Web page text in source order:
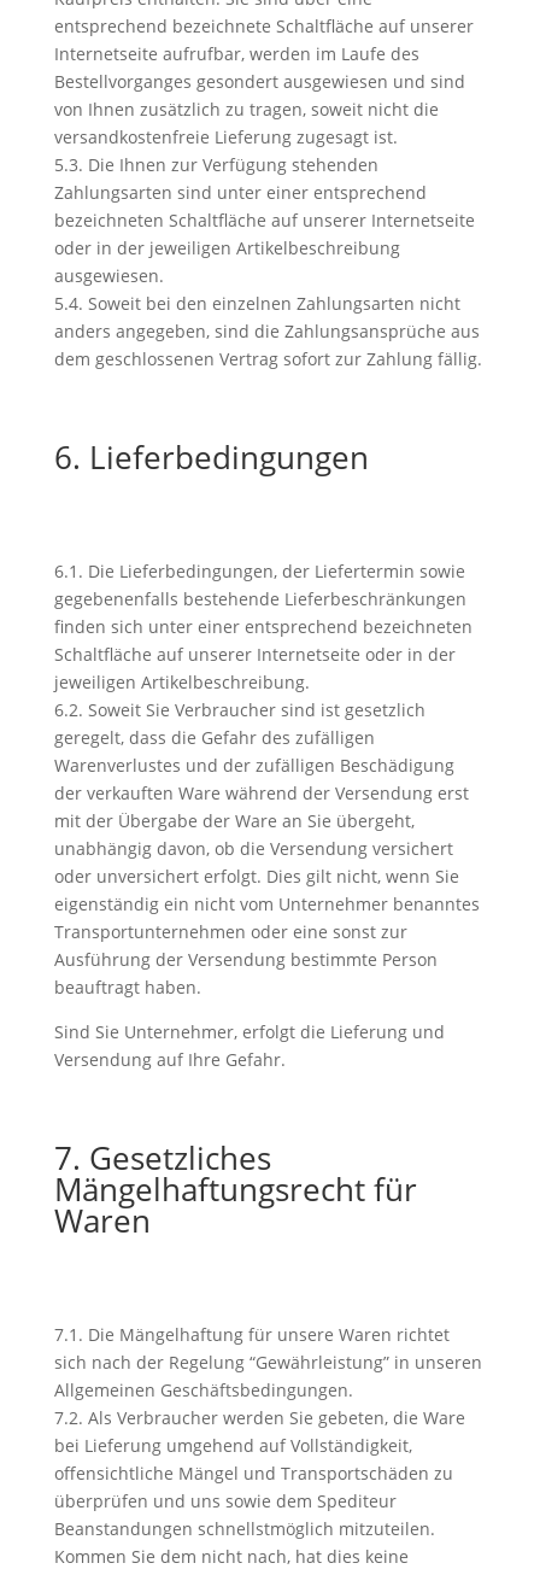
entsprechend bezeichnete Schaltfläche auf unserer
Internetseite aufrufbar, werden im Laufe des
Bestellvorganges gesondert ausgewiesen und sind
von Ihnen zusätzlich zu tragen, soweit nicht die
versandkostenfreie Lieferung zugesagt ist.
5.3. Die Ihnen zur Verfügung stehenden
Zahlungsarten sind unter einer entsprechend
bezeichneten Schaltfläche auf unserer Internetseite
oder in der jeweiligen Artikelbeschreibung
ausgewiesen.
5.4. Soweit bei den einzelnen Zahlungsarten nicht
anders angegeben, sind die Zahlungsansprüche aus
dem geschlossenen Vertrag sofort zur Zahlung fällig.
6. Lieferbedingungen
6.1. Die Lieferbedingungen, der Liefertermin sowie
gegebenenfalls bestehende Lieferbeschränkungen
finden sich unter einer entsprechend bezeichneten
Schaltfläche auf unserer Internetseite oder in der
jeweiligen Artikelbeschreibung.
6.2. Soweit Sie Verbraucher sind ist gesetzlich
geregelt, dass die Gefahr des zufälligen
Warenverlustes und der zufälligen Beschädigung
der verkauften Ware während der Versendung erst
mit der Übergabe der Ware an Sie übergeht,
unabhängig davon, ob die Versendung versichert
oder unversichert erfolgt. Dies gilt nicht, wenn Sie
eigenständig ein nicht vom Unternehmer benanntes
Transportunternehmen oder eine sonst zur
Ausführung der Versendung bestimmte Person
beauftragt haben.
Sind Sie Unternehmer, erfolgt die Lieferung und
Versendung auf Ihre Gefahr.
7. Gesetzliches
Mängelhaftungsrecht für
Waren
7.1. Die Mängelhaftung für unsere Waren richtet
sich nach der Regelung “Gewährleistung” in unseren
Allgemeinen Geschäftsbedingungen.
7.2. Als Verbraucher werden Sie gebeten, die Ware
bei Lieferung umgehend auf Vollständigkeit,
offensichtliche Mängel und Transportschäden zu
überprüfen und uns sowie dem Spediteur
Beanstandungen schnellstmöglich mitzuteilen.
Kommen Sie dem nicht nach, hat dies keine